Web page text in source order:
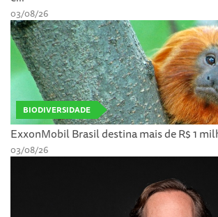
03/08/26
BIODIVERSIDADE
ExxonMobil Brasil destina mais de R$ 1
03/08/26